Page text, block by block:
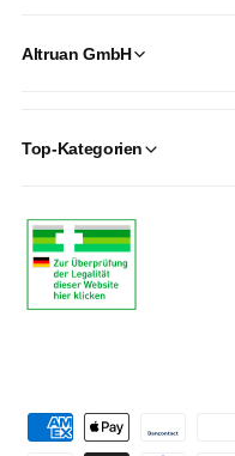
Altruan GmbH
Top-Kategorien